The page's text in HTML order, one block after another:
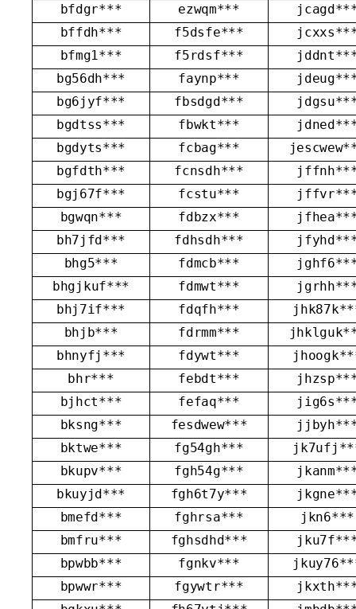
bfdgr***
ezwqm***
bffdh***
f5dsfe***
bfmg1***
f5rdsf***
bg56dh***
faynp***
bg6jyf***
fbsdgd***
bgdtss***
fbwkt***
bgdyts***
fcbag***
bgfdth***
fcnsdh***
bgj67f***
fcstu***
bgwqn***
fdbzx***
bh7jfd***
fdhsdh***
bhg5***
fdmcb***
bhgjkuf***
fdmwt***
bhj7if***
fdqfh***
bhjb***
fdrmm***
bhnyfj***
fdywt***
bhr***
febdt***
bjhct***
fefaq***
bksng***
fesdwew***
bktwe***
fg54gh***
bkupv***
fgh54g***
bkuyjd***
fgh6t7y***
bmefd***
fghrsa***
jkn6***
bmfru***
fghsdhd***
bpwbb***
fgnkv***
bpwwr***
fgywtr***